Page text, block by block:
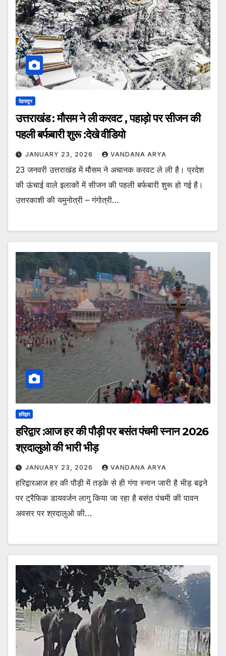
देहरादून
उत्तराखंड : मौसम ने ली करवट , पहाड़ो पर सीजन की
पहली बर्फबारी शुरू :देखे वीडियो
JANUARY 23, 2026 VANDANA ARYA
23 जनवरी उत्तराखंड में मौसम ने अचानक करवट ले ली है। प्रदेश
की ऊंचाई वाले इलाकों में सीजन की पहली बर्फबारी शुरू हो गई है।
उत्तरकाशी की यमुनोत्री – गंगोत्री…
हरिद्वार
हरिद्वार :आज हर की पौड़ी पर बसंत पंचमी स्नान 2026
श्रदालुओ की भारी भीड़
JANUARY 23, 2026 VANDANA ARYA
हरिद्वारआज हर की पौड़ी में तड़के से ही गंगा स्नान जारी है भीड़ बढ़ने
पर ट्रैफिक डायवर्जन लागु किया जा रहा है बसंत पंचमी की पावन
अवसर पर श्रदालुओ की…